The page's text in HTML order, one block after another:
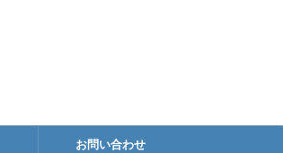
お問い合わせ